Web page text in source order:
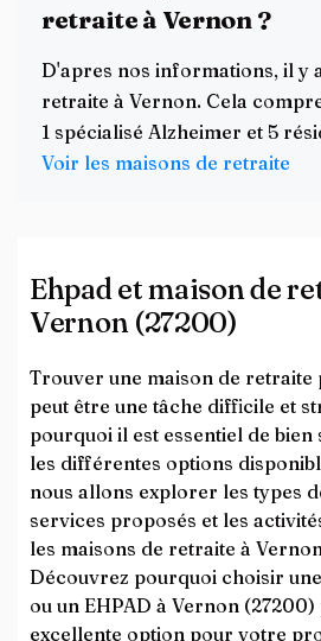
retraite à Vernon ?
D'apres nos informations, il y
retraite à Vernon. Cela
1 spécialisé Alzheimer et 5
Voir les maisons de retraite
Ehpad et maison de
Vernon (27200)
Trouver une maison de retraite
peut être une tâche difficile et
pourquoi il est essentiel de
les différentes options
nous allons explorer les types
services proposés et les
les maisons de retraite à
Découvrez pourquoi choisir
ou un EHPAD à Vernon
excellente option pour votre